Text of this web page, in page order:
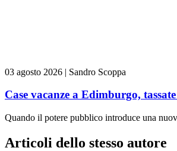
03 agosto 2026 | Sandro Scoppa
Case vacanze a Edimburgo,
Quando il potere pubblico introduce una
Articoli dello stesso autore